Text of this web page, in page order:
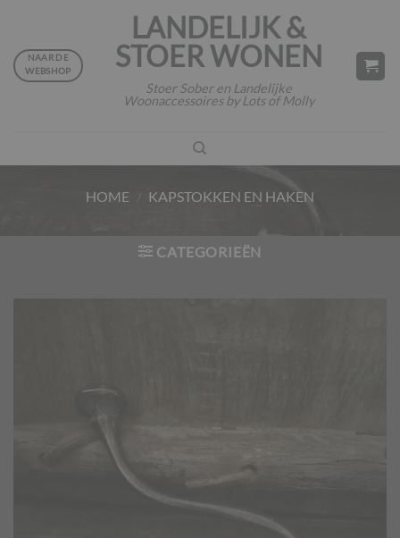
inhoud
LANDELIJK &
STOER WONEN
Stoer Sober en Landelijke
Woonaccessoires by Lots of Molly
NAAR DE
WEBSHOP
HOME KAPSTOKKEN EN HAKEN
CATEGORIEËN